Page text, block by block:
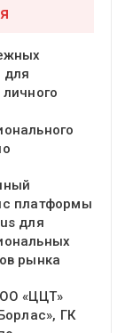
для
платформы
для
рынка
«ЦЦТ»
ГК